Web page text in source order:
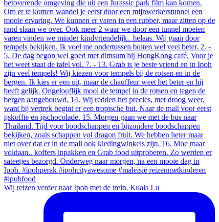
Wij reizen verder naar Ipoh met de trein. Kuala Lu